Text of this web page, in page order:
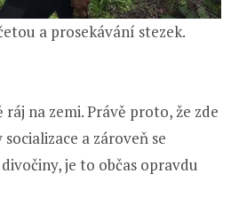
a prosekávání stezek.
na zemi. Právě proto, že zde
a zároveň se
je to občas opravdu